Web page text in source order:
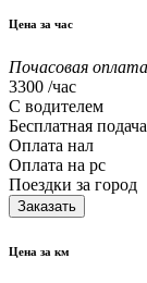
Цена за час
Почасовая
3300 /час
С водителем
Бесплатная подача
Оплата нал
Оплата на рс
Поездки за город
Заказать
Цена за км